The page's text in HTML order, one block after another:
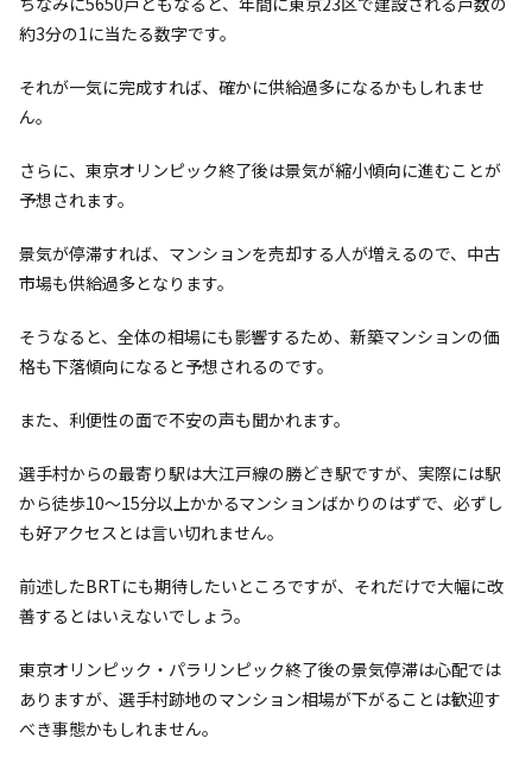
約3分の1に当たる数字です。
それが一気に完成すれば、確かに供給過多になるかもしれませ
ん。
さらに、東京オリンピック終了後は景気が縮小傾向に進むことが
予想されます。
景気が停滞すれば、マンションを売却する人が増えるので、中古
市場も供給過多となります。
そうなると、全体の相場にも影響するため、新築マンションの価
格も下落傾向になると予想されるのです。
また、利便性の面で不安の声も聞かれます。
選手村からの最寄り駅は大江戸線の勝どき駅ですが、実際には駅
から徒歩10〜15分以上かかるマンションばかりのはずで、必ずし
も好アクセスとは言い切れません。
前述したBRTにも期待したいところですが、それだけで大幅に改
善するとはいえないでしょう。
東京オリンピック・パラリンピック終了後の景気停滞は心配では
ありますが、選手村跡地のマンション相場が下がることは歓迎す
べき事態かもしれません。